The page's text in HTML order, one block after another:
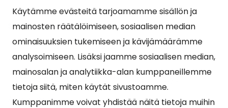
Käytämme evästeitä tarjoamamme sisällön ja
mainosten räätälöimiseen, sosiaalisen median
ominaisuuksien tukemiseen ja kävijämäärämme
analysoimiseen. Lisäksi jaamme sosiaalisen median,
mainosalan ja analytiikka-alan kumppaneillemme
tietoja siitä, miten käytät sivustoamme.
Kumppanimme voivat yhdistää näitä tietoja muihin
Suosituimmat sivut
Esityslistat, pöytäkirjat, viranhaltijapäätökset ja
kuulutukset
Tietoa ja ohjeistusta koronavirukseen liittyen
Asiointipiste